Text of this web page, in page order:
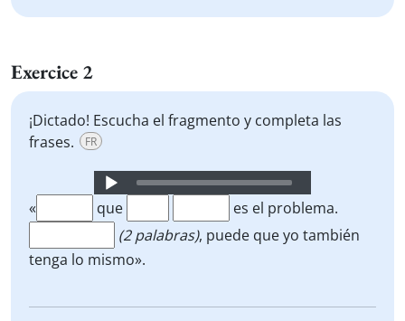
Exercice 2
¡Dictado! Escucha el fragmento y completa las
frases.
FR
Audio
Player
« que
es el problema.
(2 palabras), puede que yo también
tenga lo mismo».